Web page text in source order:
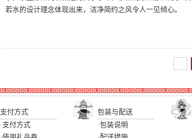
若水的设计理念体现出来，洁净简约之风令人一见倾心。
支付方式 包装与配送
·支付方式
·包装说明